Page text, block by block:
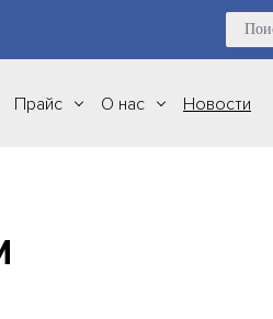
Прайс О нас Новости